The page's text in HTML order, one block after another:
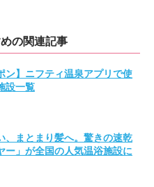
の関連記事
ン】ニフティ温泉アプリで使
設一覧
、まとまり髪へ。驚きの速乾
ー」が全国の人気温浴施設に